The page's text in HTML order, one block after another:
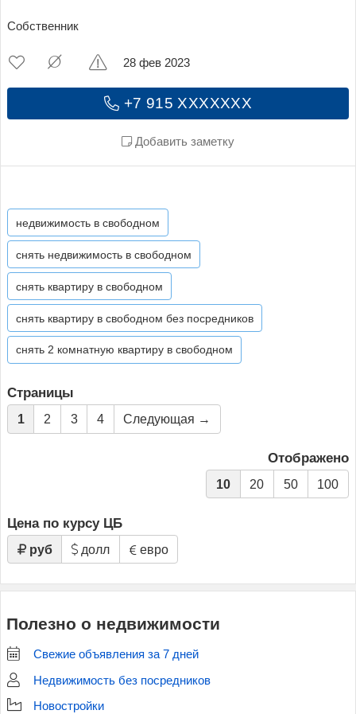
Собственник
+7 915 XXXXXXX
Добавить заметку
28 фев 2023
недвижимость в свободном
снять недвижимость в свободном
снять квартиру в свободном
снять квартиру в свободном без посредников
снять 2 комнатную квартиру в свободном
Страницы
1 2 3 4 Следующая →
Отображено
10 20 50 100
Цена по курсу ЦБ
руб долл евро
Полезно о недвижимости
Свежие объявления за 7 дней
Недвижимость без посредников
Новостройки